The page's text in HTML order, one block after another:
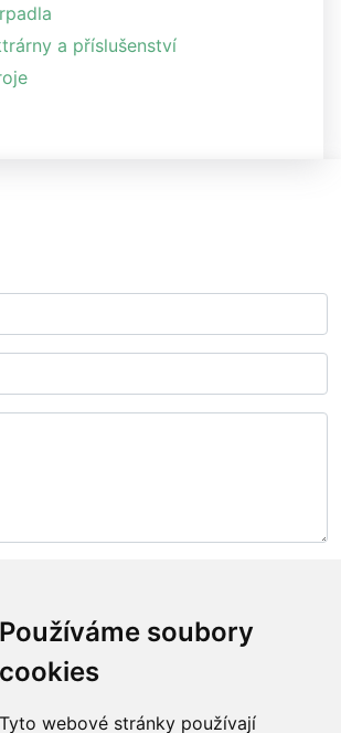
Používáme soubory
cookies
Tyto webové stránky používají
a příslušenství